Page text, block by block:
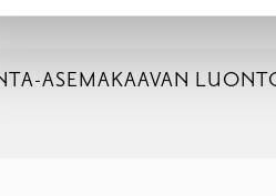
ASEMAKAAVAN